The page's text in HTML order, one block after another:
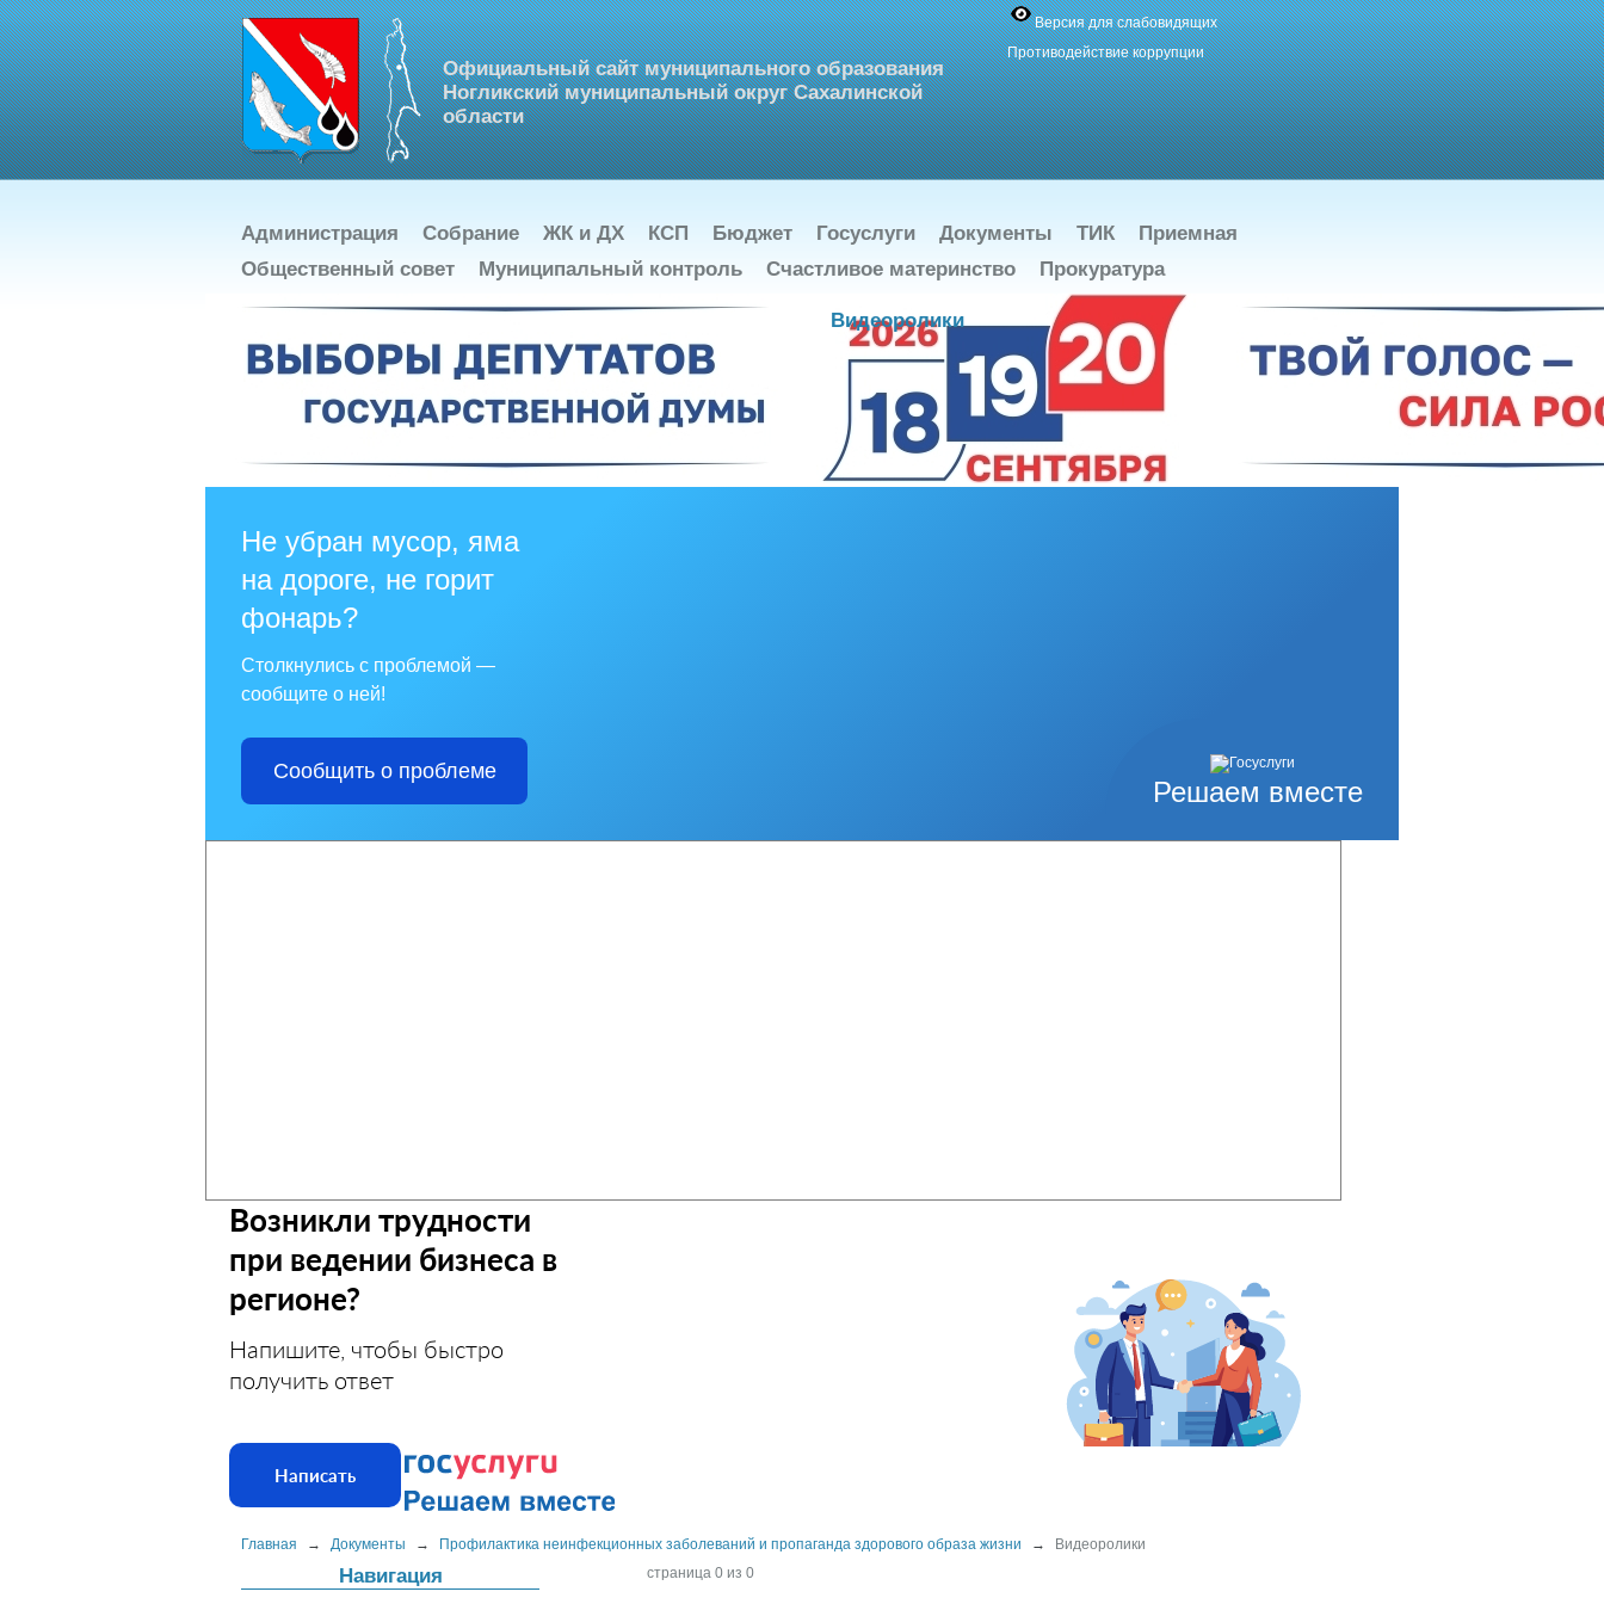
Официальный сайт муниципального образования
Ногликский муниципальный округ Сахалинской
области
Версия для слабовидящих
Противодействие коррупции
Администрация Собрание ЖК и ДХ КСП Бюджет Госуслуги Документы ТИК
Приемная
Общественный совет
Муниципальный контроль Счастливое материнство Прокуратура
Решаем вместе
Не убран мусор, яма
на дороге, не горит
фонарь?
Столкнулись с проблемой —
сообщите о ней!
Сообщить о проблеме
Возникли трудности
при ведении бизнеса в
регионе?
Напишите, чтобы быстро
получить ответ
Написать
Главная → Документы → Профилактика неинфекционных заболеваний и пропаганда здорового образа жизни → Видеоролики
Навигация
Видеоролики
страница 0 из 0